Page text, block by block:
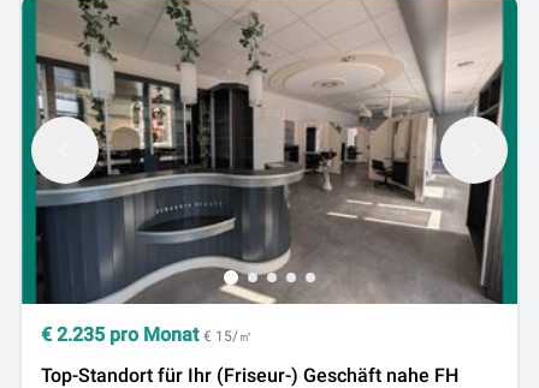
€ 2.235 pro Monat € 15/㎡
Top-Standort für Ihr (Friseur-) Geschäft nahe FH